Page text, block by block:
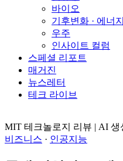
바이오
기후변화 · 에너지
우주
인사이트 컬럼
스페셜 리포트
매거진
뉴스레터
테크 라이브
MIT 테크놀로지 리뷰 | AI 생
비즈니스 · 인공지능